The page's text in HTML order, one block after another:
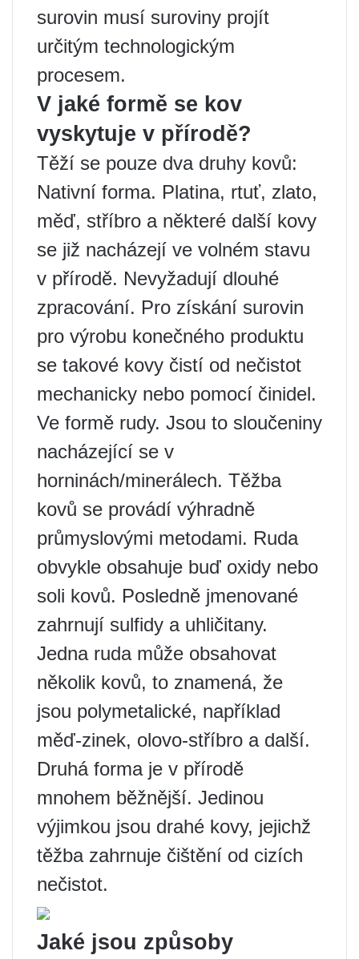
surovin musí suroviny projít
určitým technologickým
procesem.
V jaké formě se kov
vyskytuje v přírodě?
Těží se pouze dva druhy kovů:
Nativní forma. Platina, rtuť, zlato,
měď, stříbro a některé další kovy
se již nacházejí ve volném stavu
v přírodě. Nevyžadují dlouhé
zpracování. Pro získání surovin
pro výrobu konečného produktu
se takové kovy čistí od nečistot
mechanicky nebo pomocí činidel.
Ve formě rudy. Jsou to sloučeniny
nacházející se v
horninách/minerálech. Těžba
kovů se provádí výhradně
průmyslovými metodami. Ruda
obvykle obsahuje buď oxidy nebo
soli kovů. Posledně jmenované
zahrnují sulfidy a uhličitany.
Jedna ruda může obsahovat
několik kovů, to znamená, že
jsou polymetalické, například
měď-zinek, olovo-stříbro a další.
Druhá forma je v přírodě
mnohem běžnější. Jedinou
výjimkou jsou drahé kovy, jejichž
těžba zahrnuje čištění od cizích
nečistot.
Jaké jsou způsoby